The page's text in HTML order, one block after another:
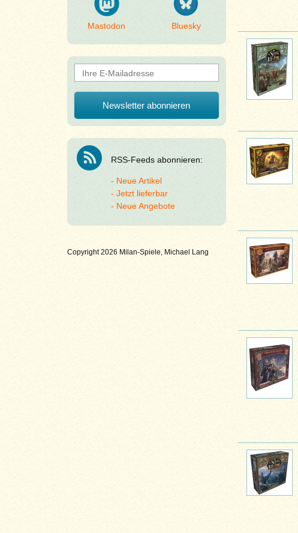
Mastodon Bluesky
RSS-Feeds abonnieren:
Neue Artikel
Jetzt lieferbar
Neue Angebote
Copyright 2026 Milan-Spiele, Michael Lang